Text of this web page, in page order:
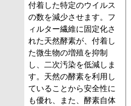
付着した特定のウイルス
の数を減少させます。フ
ィルター繊維に固定化さ
れた天然酵素が、付着し
た微生物の増殖を抑制
し、二次汚染を低減しま
す。天然の酵素を利用し
ていることから安全性に
も優れ、また、酵素自体